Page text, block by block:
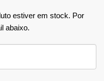
estiver em stock. Por
abaixo.